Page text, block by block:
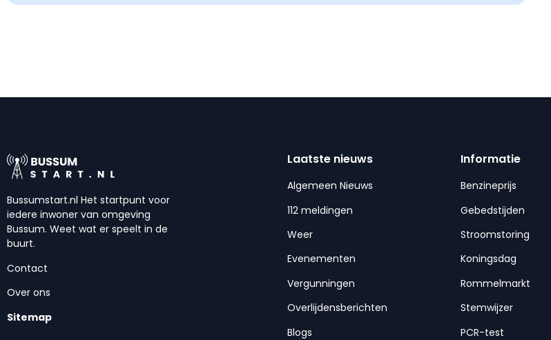
Bussumstart.nl Het startpunt voor
iedere inwoner van omgeving
Bussum. Weet wat er speelt in de
buurt.
Contact
Over ons
Sitemap
Laatste nieuws
Algemeen Nieuws
112 meldingen
Weer
Evenementen
Vergunningen
Overlijdensberichten
Blogs
Informatie
Benzineprijs
Gebedstijden
Stroomstoring
Koningsdag
Rommelmarkt
Stemwijzer
PCR-test